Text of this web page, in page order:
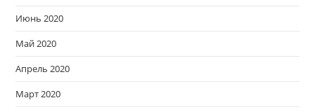
Июнь 2020
Май 2020
Апрель 2020
Март 2020